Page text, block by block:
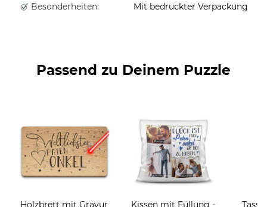
Besonderheiten:
Mit bedruckter Verpackung
Passend zu Deinem Puzzle
Holzbrett mit Gravur
Kissen mit Füllung -